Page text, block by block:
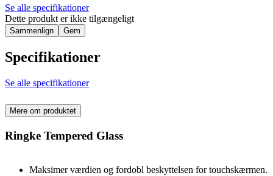
Se alle specifikationer
Dette produkt er ikke tilgængeligt
Sammenlign Gem
Specifikationer
Se alle specifikationer
Mere om produktet
Ringke Tempered Glass
Maksimer værdien og fordobl beskyttelsen for touchskærmen.